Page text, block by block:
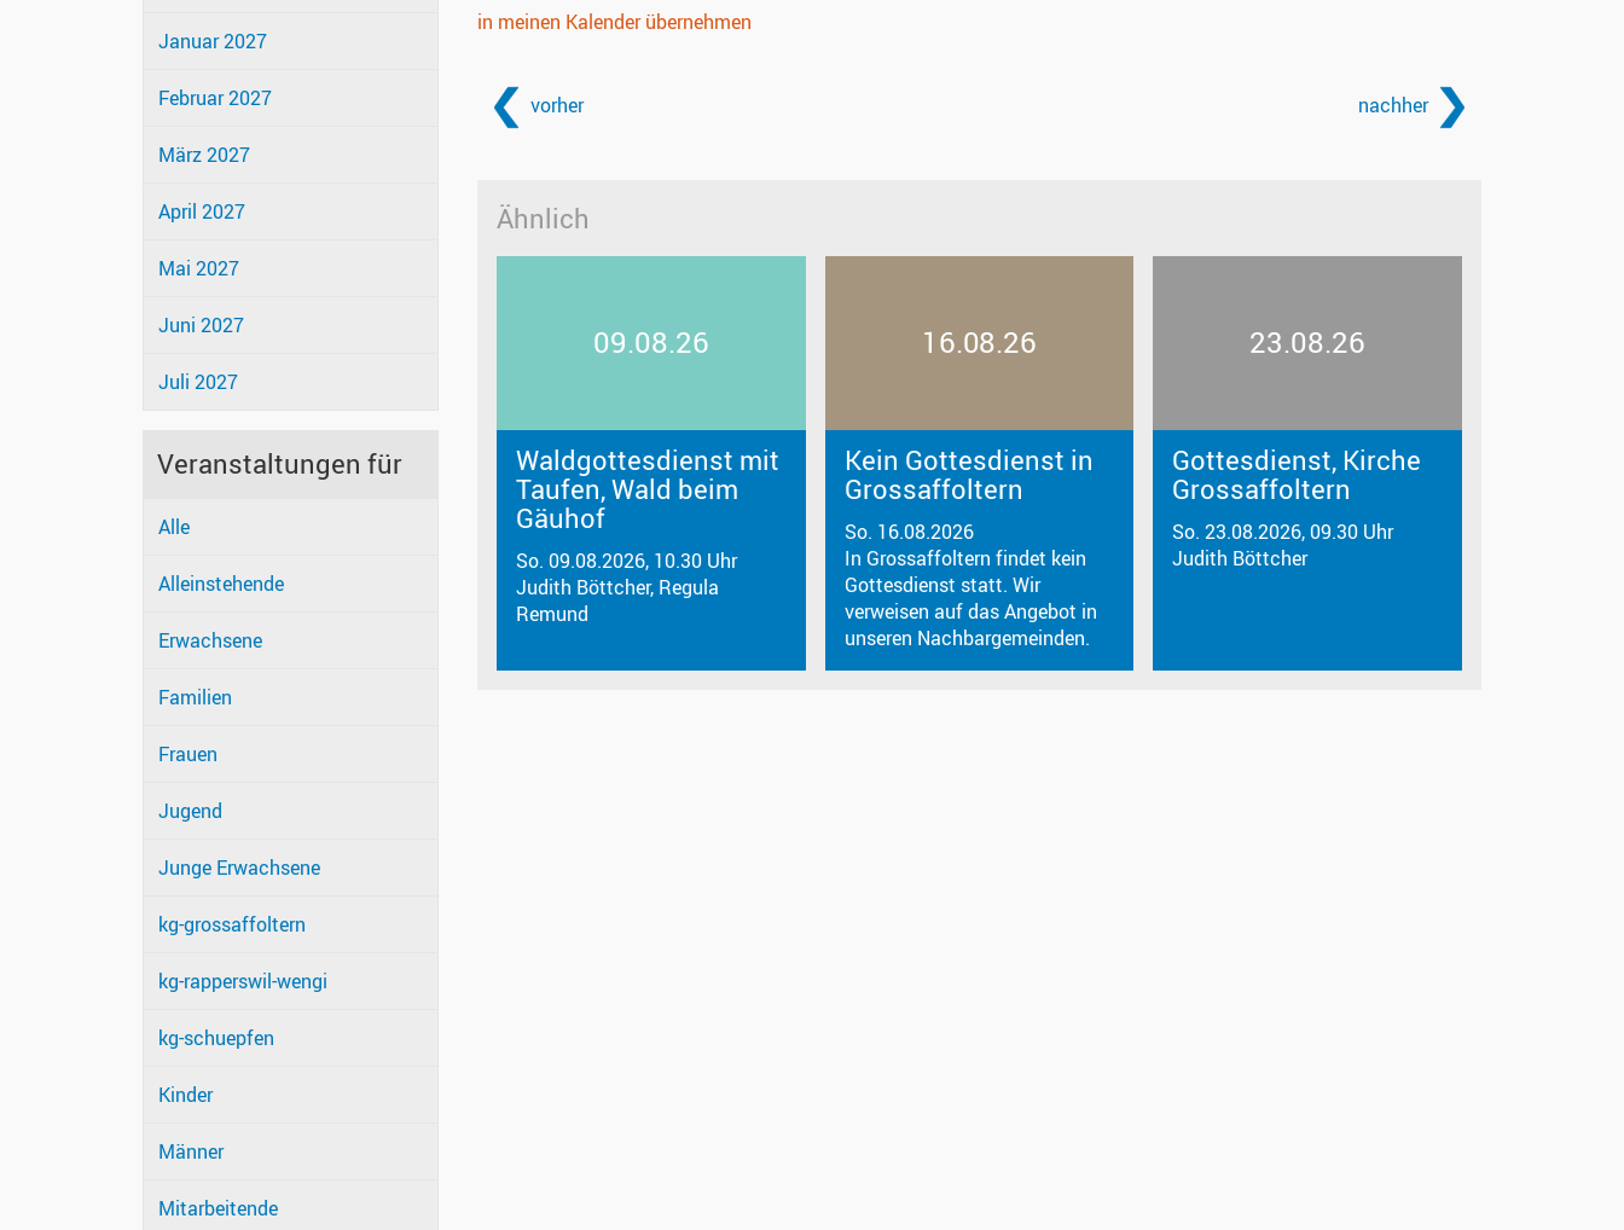
Januar 2027
Februar 2027
März 2027
April 2027
Mai 2027
Juni 2027
Juli 2027
Veranstaltungen für
Alle
Alleinstehende
Erwachsene
Familien
Frauen
Jugend
Junge Erwachsene
kg-grossaffoltern
kg-rapperswil-wengi
kg-schuepfen
Kinder
Männer
Mitarbeitende
in meinen Kalender übernehmen
vorher nachher
Ähnlich
09.08.26
Waldgottesdienst mit
Taufen, Wald beim
Gäuhof
So. 09.08.2026, 10.30 Uhr
Judith Böttcher, Regula
Remund
16.08.26
Kein Gottesdienst in
Grossaffoltern
So. 16.08.2026
In Grossaffoltern findet kein
Gottesdienst statt. Wir
verweisen auf das Angebot in
unseren Nachbargemeinden.
23.08.26
Gottesdienst, Kirche
Grossaffoltern
So. 23.08.2026, 09.30 Uhr
Judith Böttcher